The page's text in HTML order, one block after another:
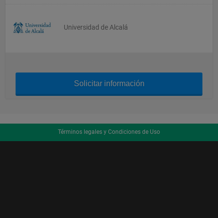
Universidad de Alcalá
Solicitar información
Términos legales y Condiciones de Uso